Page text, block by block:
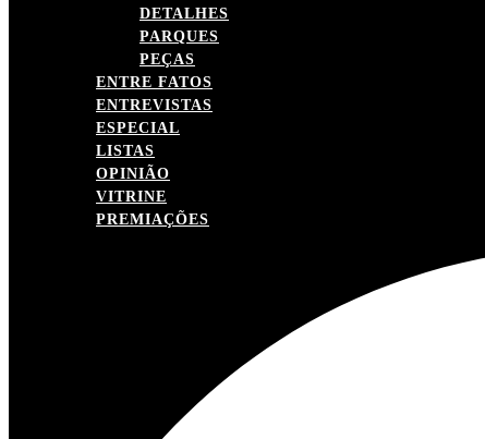
DETALHES
PARQUES
PEÇAS
ENTRE FATOS
ENTREVISTAS
ESPECIAL
LISTAS
OPINIÃO
VITRINE
PREMIAÇÕES